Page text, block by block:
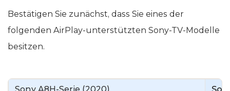
Bestätigen Sie zunächst, dass Sie eines der
folgenden AirPlay-unterstützten Sony-TV-Modelle
besitzen.